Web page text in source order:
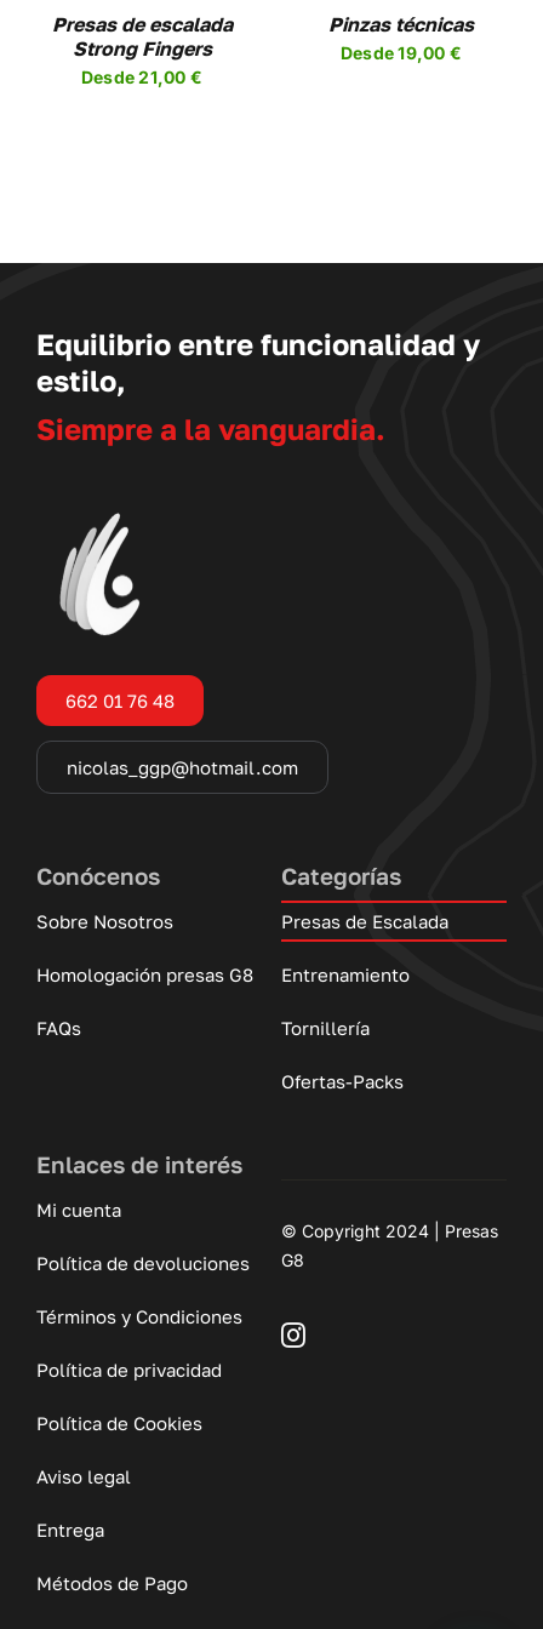
Presas de escalada
Strong Fingers
Desde21,00 €
OPCIONES
SE
PUEDEN
ELEGIR
Pinzas técnicas
Desde19,00 €
Equilibrio entre funcionalidad y
estilo,
Siempre a la vanguardia.
662 01 76 48
nicolas_ggp@hotmail.com
Conócenos
Sobre Nosotros
Homologación presas G8
FAQs
Categorías
Presas de Escalada
Entrenamiento
Tornillería
Ofertas-Packs
Enlaces de interés
Mi cuenta
Política de devoluciones
Términos y Condiciones
Política de privacidad
Política de Cookies
Aviso legal
Entrega
Métodos de Pago
© Copyright 2024 | Presas
G8